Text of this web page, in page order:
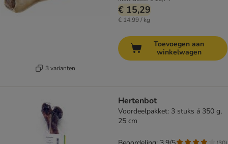
3 varianten
€ 15,29
€ 14,99 / kg
Toevoegen aan
winkelwagen
Hertenbot
Voordeelpakket: 3 stuks á 350 g,
25 cm